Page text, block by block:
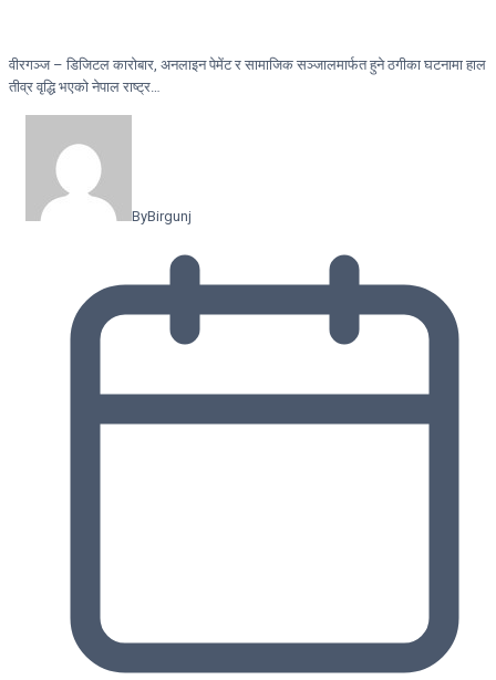
वीरगञ्ज – डिजिटल कारोबार, अनलाइन पेमेंट र सामाजिक सञ्जालमार्फत हुने ठगीका घटनामा हाल
तीव्र वृद्धि भएको नेपाल राष्ट्र…
ByBirgunj